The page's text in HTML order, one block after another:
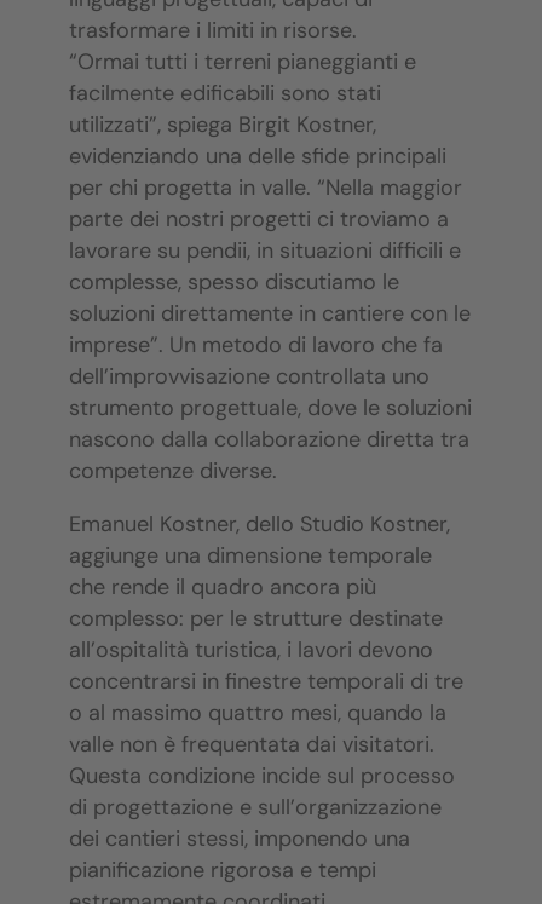
trasformare i limiti in risorse.
“Ormai tutti i terreni pianeggianti e
facilmente edificabili sono stati
utilizzati”, spiega Birgit Kostner,
evidenziando una delle sfide principali
per chi progetta in valle. “Nella maggior
parte dei nostri progetti ci troviamo a
lavorare su pendii, in situazioni difficili e
complesse, spesso discutiamo le
soluzioni direttamente in cantiere con le
imprese”. Un metodo di lavoro che fa
dell’improvvisazione controllata uno
strumento progettuale, dove le soluzioni
nascono dalla collaborazione diretta tra
competenze diverse.
Emanuel Kostner, dello Studio Kostner,
aggiunge una dimensione temporale
che rende il quadro ancora più
complesso: per le strutture destinate
all’ospitalità turistica, i lavori devono
concentrarsi in finestre temporali di tre
o al massimo quattro mesi, quando la
valle non è frequentata dai visitatori.
Questa condizione incide sul processo
di progettazione e sull’organizzazione
dei cantieri stessi, imponendo una
pianificazione rigorosa e tempi